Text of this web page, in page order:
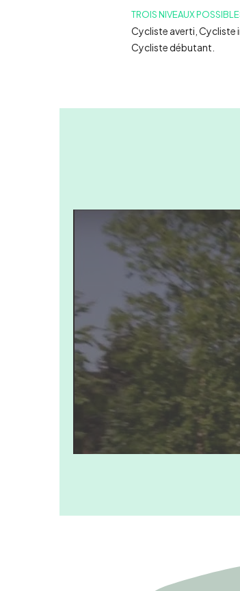
TROIS NIVEAUX
Cycliste averti, Cycliste
Cycliste débutant.